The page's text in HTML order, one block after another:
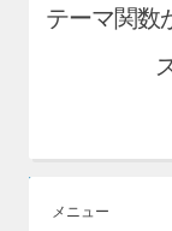
ッ
テーマ関数
メニュー